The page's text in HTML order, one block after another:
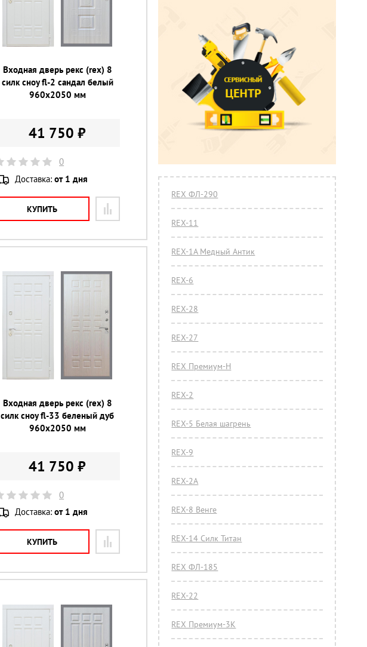
Входная дверь рекс (rex) 8
силк сноу fl-2 сандал белый
960х2050 мм
41 750 ₽
0
Доставка:от 1 дня
КУПИТЬ
Входная дверь рекс (rex) 8
силк сноу fl-33 беленый дуб
960х2050 мм
41 750 ₽
0
Доставка:от 1 дня
КУПИТЬ
REX ФЛ-290
REX-11
REX-1A Медный Антик
REX-6
REX-28
REX-27
REX Премиум-Н
REX-2
REX-5 Белая шагрень
REX-9
REX-2А
REX-8 Венге
REX-14 Силк Титан
REX ФЛ-185
REX-22
REX Премиум-3К